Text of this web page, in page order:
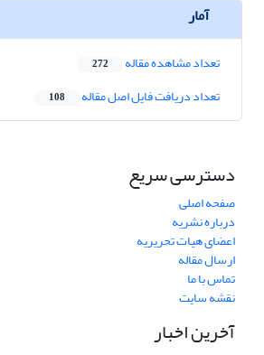
آمار
تعداد مشاهده مقاله 272
تعداد دریافت فایل اصل مقاله 108
دسترسی سریع
صفحه اصلی
درباره نشریه
اعضای هیات تحریریه
ارسال مقاله
تماس با ما
نقشه سایت
آخرین اخبار